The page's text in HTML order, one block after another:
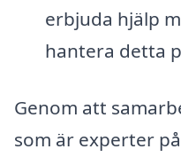
erbjuda hjälp
hantera detta
Genom att
som är experter